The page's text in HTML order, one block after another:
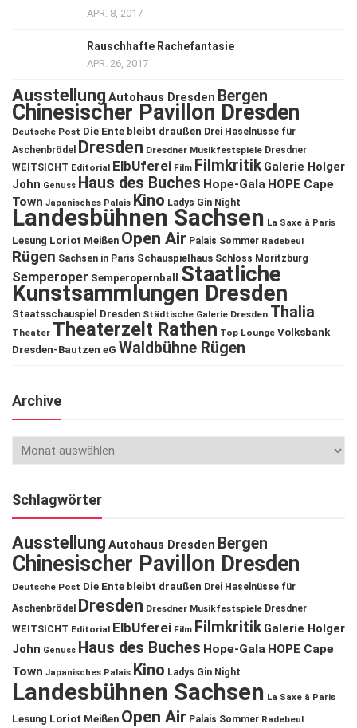
APR. 8, 2017
Rauschhafte Rachefantasie
APR. 26, 2017
Ausstellung Autohaus Dresden Bergen
Chinesischer Pavillon Dresden
Deutsche Post Die Ente bleibt draußen Drei Haselnüsse für
Aschenbrödel
Dresden Dresdner Musikfestspiele Dresdner
WEITSICHT Editorial ElbUferei Film Filmkritik Galerie Holger
John Genuss Haus des Buches Hope-Gala HOPE Cape
Town Japanisches Palais Kino Ladys Gin Night
Landesbühnen Sachsen La Saxe à Paris
Lesung Loriot Meißen Open Air Palais Sommer Radebeul
Rügen Sachsen in Paris Schauspielhaus Schloss Moritzburg
Semperoper Semperopernball Staatliche
Kunstsammlungen Dresden
Staatsschauspiel Dresden Städtische Galerie Dresden Thalia
Theater Theaterzelt Rathen Top Lounge Volksbank
Dresden-Bautzen eG Waldbühne Rügen
Archive
Schlagwörter
Ausstellung Autohaus Dresden Bergen
Chinesischer Pavillon Dresden
Deutsche Post Die Ente bleibt draußen Drei Haselnüsse für
Aschenbrödel
Dresden Dresdner Musikfestspiele Dresdner
WEITSICHT Editorial ElbUferei Film Filmkritik Galerie Holger
John Genuss Haus des Buches Hope-Gala HOPE Cape
Town Japanisches Palais Kino Ladys Gin Night
Landesbühnen Sachsen La Saxe à Paris
Lesung Loriot Meißen Open Air Palais Sommer Radebeul